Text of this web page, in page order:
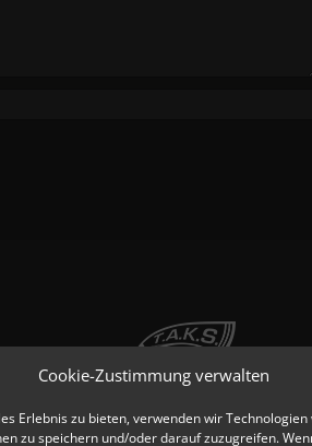
Cookie-Zustimmung verwalten
Erlebnis zu bieten, verwenden wir Technologien
zu speichern und/oder darauf zuzugreifen.